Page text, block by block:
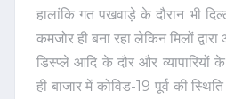
हालांकि गत पखवाड़े के दौरान भी
कमजोर ही बना रहा लेकिन मिलों
डिस्प्ले आदि के दौर और व्यापारियों
ही बाजार में कोविड-19 पूर्व की